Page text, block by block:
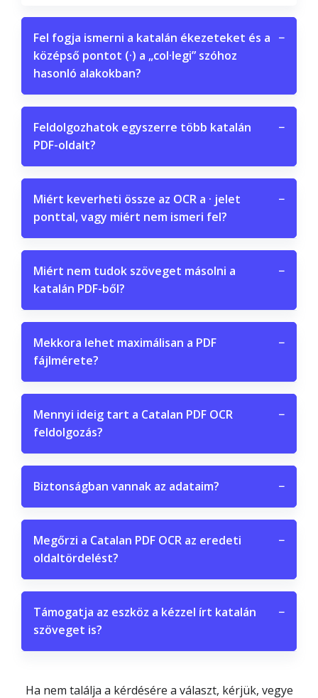
Fel fogja ismerni a katalán ékezeteket és a
középső pontot (·) a „col·legi” szóhoz
hasonló alakokban?
−
Feldolgozhatok egyszerre több katalán
PDF-oldalt?
−
Miért keverheti össze az OCR a · jelet
ponttal, vagy miért nem ismeri fel?
−
Miért nem tudok szöveget másolni a
katalán PDF-ből?
−
Mekkora lehet maximálisan a PDF
fájlmérete?
−
Mennyi ideig tart a Catalan PDF OCR
feldolgozás?
−
Biztonságban vannak az adataim? −
Megőrzi a Catalan PDF OCR az eredeti
oldaltördelést?
−
Támogatja az eszköz a kézzel írt katalán
szöveget is?
−
Ha nem találja a kérdésére a választ, kérjük, vegye